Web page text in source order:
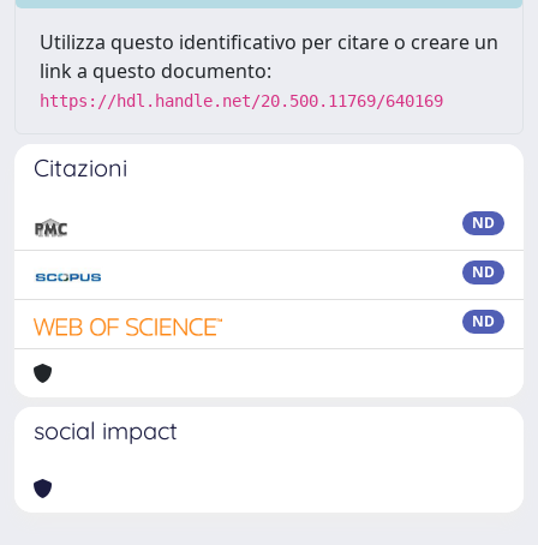
Utilizza questo identificativo per citare o creare un
link a questo documento:
https://hdl.handle.net/20.500.11769/640169
Citazioni
ND
ND
ND
social impact